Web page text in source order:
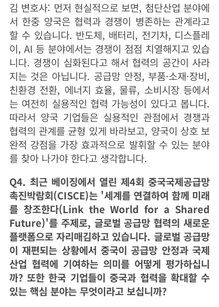
김 변호사: 먼저 현실적으로 보면, 첨단산업 분야에
서 한중 양국은 협력과 경쟁이 병존하는 관계라고
할 수 있습니다. 반도체, 배터리, 전기차, 디스플레
이, AI 등 분야에서는 경쟁이 점점 치열해지고 있습
니다. 경쟁이 심화된다고 해서 협력의 공간이 사라
지는 것은 아닙니다. 공급망 안정, 부품·소재·장비,
친환경 전환, 에너지 효율, 물류, 소비시장 등에서
는 여전히 실용적인 협력 가능성이 있다고 봅니다.
따라서 양국 기업들은 실용적인 관점에서 경쟁과
협력의 관계를 균형 있게 바라보고, 양국이 상호 보
완적 강점을 가장 효과적으로 발휘할 수 있는 분야
를 찾아 나가야 한다고 생각합니다.
Q4. 최근 베이징에서 열린 제4회 중국국제공급망
촉진박람회(CISCE)는 '세계를 연결하여 함께 미래
를 창조한다(Link the World for a Shared
Future)'를 주제로, 글로벌 공급망 협력의 새로운
플랫폼으로 자리매김하고 있습니다. 글로벌 공급망
이 재편되는 상황에서 중국이 공급망 안정과 국제
산업 협력에 기여하는 의미를 어떻게 평가하십니
까? 또한 한국 기업들이 중국과 협력을 확대할 수
있는 핵심 분야는 무엇이라고 보십니까?